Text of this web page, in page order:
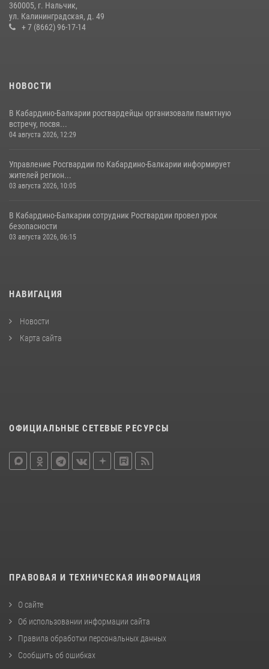
НАЧАЛЬНИК УПРАВЛЕНИЯ РОСГВАРДИИ ПО КАБАРДИНО-
БАЛКАРСКОЙ РЕСПУБЛИКЕ ПРОВЕДЕТ ПРИЕМ ГРАЖДАН
360005, г. Нальчик,
ул. Калининградская, д. 49
+ 7 (8662) 96-17-14
НОВОСТИ
В Кабардино-Балкарии росгвардейцы организовали памятную
встречу, посвя...
04 августа 2026, 12:29
Управление Росгвардии по Кабардино-Балкарии информирует
жителей регион...
03 августа 2026, 10:05
В Кабардино‑Балкарии сотрудник Росгвардии провел урок
безопасности
03 августа 2026, 06:15
НАВИГАЦИЯ
Новости
Карта сайта
ОФИЦИАЛЬНЫЕ СЕТЕВЫЕ РЕСУРСЫ
ПРАВОВАЯ И ТЕХНИЧЕСКАЯ ИНФОРМАЦИЯ
О сайте
Об использовании информации сайта
Правила обработки персональных данных
Сообщить об ошибках